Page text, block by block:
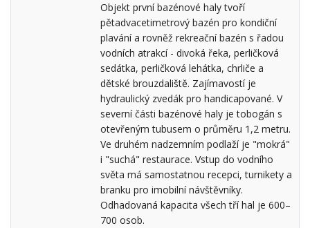
Objekt první bazénové haly tvoří
pětadvacetimetrový bazén pro kondiční
plavání a rovněž rekreační bazén s řadou
vodních atrakcí - divoká řeka, perličková
sedátka, perličková lehátka, chrliče a
dětské brouzdaliště. Zajímavostí je
hydraulický zvedák pro handicapované. V
severní části bazénové haly je tobogán s
otevřeným tubusem o průměru 1,2 metru.
Ve druhém nadzemním podlaží je "mokrá"
i "suchá" restaurace. Vstup do vodního
světa má samostatnou recepci, turnikety a
branku pro imobilní návštěvníky.
Odhadovaná kapacita všech tří hal je 600–
700 osob.